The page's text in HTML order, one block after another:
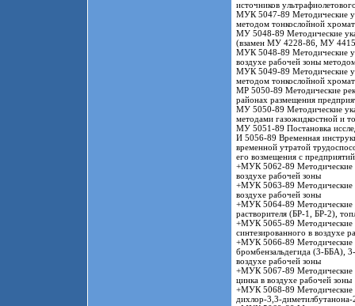
источников
МУК 5047-89 Методические
методом тонкослойной
МУ 5048-89 Методические
(взамен МУ 4228-86, МУ
МУК 5048-89 Методические
воздухе рабочей зоны
МУК 5049-89 Методические
методом тонкослойной
МР 5050-89 Методические
районах размещения
МУ 5050-89 Методические
методами газожидкостной и
МУ 5051-89 Постановка
И 5056-89 Временная
временной утратой
его возмещения с
+МУК 5062-89 Методические
воздухе рабочей зоны
+МУК 5063-89 Методические
воздухе рабочей зоны
+МУК 5064-89 Методические
растворителя (БР-1, БР-2),
+МУК 5065-89 Методические
синтезированного в воздухе
+МУК 5066-89 Методические
бромбензальдегида (3-ББА),
воздухе рабочей зоны
+МУК 5067-89 Методические
цинка в воздухе рабочей зоны
+МУК 5068-89 Методические
дихлор-3,3-диметилбутанона-